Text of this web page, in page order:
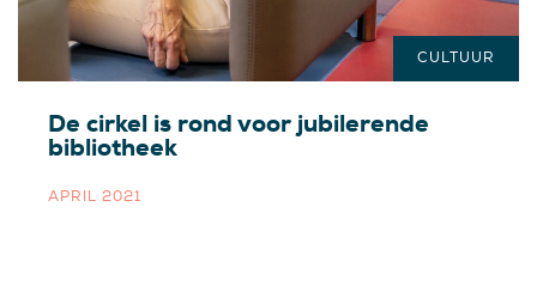
De cirkel is rond voor jubilerende
bibliotheek
APRIL 2021
CULTUUR